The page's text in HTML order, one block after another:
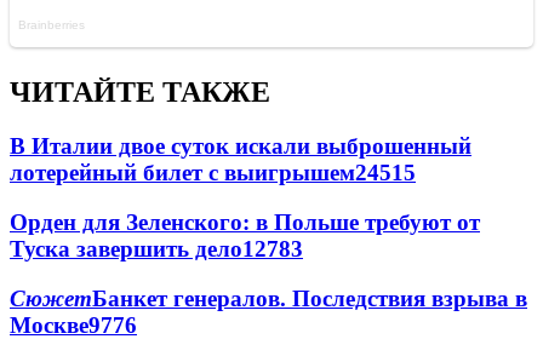
ЧИТАЙТЕ ТАКЖЕ
В Италии двое суток искали выброшенный
лотерейный билет с выигрышем24515
Орден для Зеленского: в Польше требуют от
Туска завершить дело12783
СюжетБанкет генералов. Последствия взрыва в
Москве9776